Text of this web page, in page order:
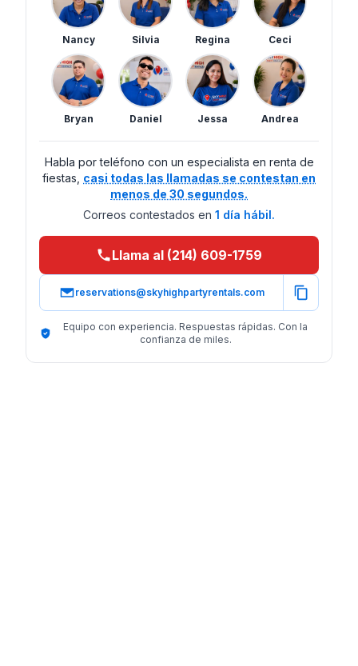
Nancy Silvia Regina Ceci
Bryan Daniel Jessa Andrea
Habla por teléfono con un especialista en renta de
fiestas, casi todas las llamadas se contestan en
menos de 30 segundos.
Correos contestados en 1 día hábil.
Llama al (214) 609-1759
reservations@skyhighpartyrentals.com
Equipo con experiencia. Respuestas rápidas. Con la
confianza de miles.